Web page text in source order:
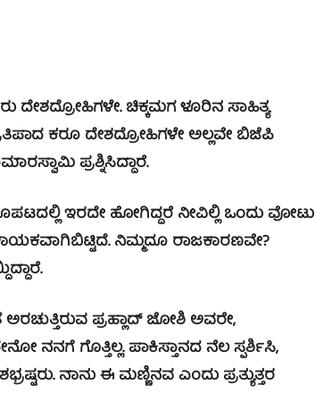
ಚಿಕ್ಕಮಗ ಳೂರಿನ ಸಾಹಿತ್ಯ
ಕರೂ ದೇಶದ್ರೋಹಿಗಳೇ ಅಲ್ಲವೇ ಬಿಜೆಪಿ
ಪ್ರಶ್ನಿಸಿದ್ದಾರೆ.
ಇರದೇ ಹೋಗಿದ್ದರೆ ನೀವಿಲ್ಲಿ ಒಂದು ವೋಟು
ನಿಮ್ಮದೂ ರಾಜಕಾರಣವೇ?
ಪ್ರಹ್ಲಾದ್ ಜೋಶಿ ಅವರೇ,
ನನಗೆ ಗೊತ್ತಿಲ್ಲ. ಪಾಕಿಸ್ತಾನದ ನೆಲ ಸ್ಪರ್ಶಿಸಿ,
ನಾನು ಈ ಮಣ್ಣಿನವ ಎಂದು ಪ್ರತ್ಯುತ್ತರ